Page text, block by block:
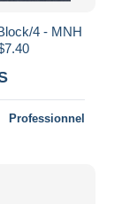
4 - MNH
Professionnel